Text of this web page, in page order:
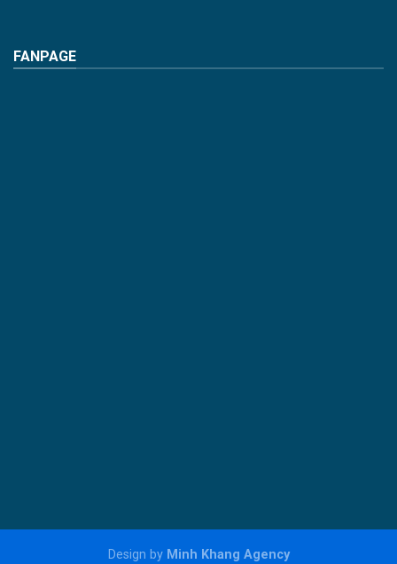
FANPAGE
Design by Minh Khang Agency